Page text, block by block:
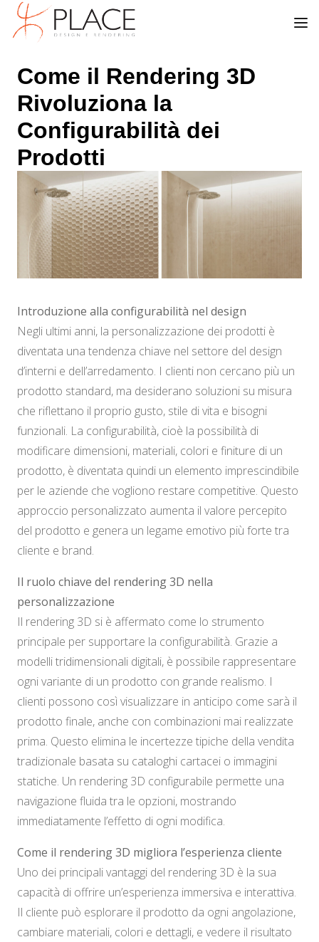
Come il Rendering 3D
Rivoluziona la
Configurabilità dei
Prodotti
Introduzione alla configurabilità nel design
Negli ultimi anni, la personalizzazione dei prodotti è
diventata una tendenza chiave nel settore del design
d’interni e dell’arredamento. I clienti non cercano più un
prodotto standard, ma desiderano soluzioni su misura
che riflettano il proprio gusto, stile di vita e bisogni
funzionali. La configurabilità, cioè la possibilità di
modificare dimensioni, materiali, colori e finiture di un
prodotto, è diventata quindi un elemento imprescindibile
per le aziende che vogliono restare competitive. Questo
approccio personalizzato aumenta il valore percepito
del prodotto e genera un legame emotivo più forte tra
cliente e brand.
Il ruolo chiave del rendering 3D nella
personalizzazione
Il rendering 3D si è affermato come lo strumento
principale per supportare la configurabilità. Grazie a
modelli tridimensionali digitali, è possibile rappresentare
ogni variante di un prodotto con grande realismo. I
clienti possono così visualizzare in anticipo come sarà il
prodotto finale, anche con combinazioni mai realizzate
prima. Questo elimina le incertezze tipiche della vendita
tradizionale basata su cataloghi cartacei o immagini
statiche. Un rendering 3D configurabile permette una
navigazione fluida tra le opzioni, mostrando
immediatamente l’effetto di ogni modifica.
Come il rendering 3D migliora l’esperienza cliente
Uno dei principali vantaggi del rendering 3D è la sua
capacità di offrire un’esperienza immersiva e interattiva.
Il cliente può esplorare il prodotto da ogni angolazione,
cambiare materiali, colori e dettagli, e vedere il risultato